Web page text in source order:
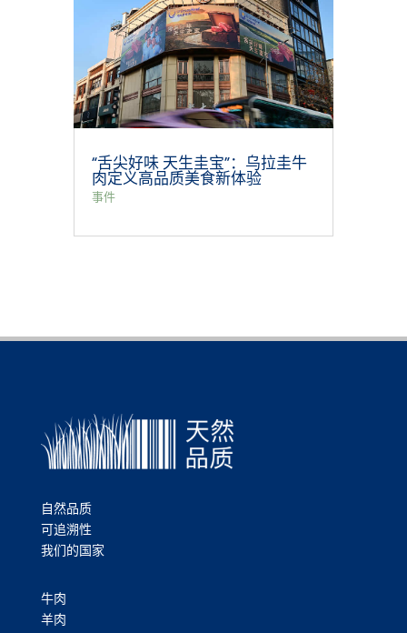
“舌尖好味 天生圭宝”：乌拉圭牛
肉定义高品质美食新体验
事件
自然品质
可追溯性
我们的国家
牛肉
羊肉